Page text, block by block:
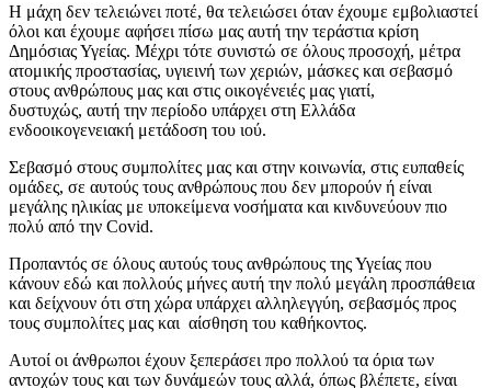
Η μάχη δεν τελειώνει ποτέ, θα τελειώσει όταν έχουμε εμβολιαστεί
όλοι και έχουμε αφήσει πίσω μας αυτή την τεράστια κρίση
Δημόσιας Υγείας. Μέχρι τότε συνιστώ σε όλους προσοχή, μέτρα
ατομικής προστασίας, υγιεινή των χεριών, μάσκες και σεβασμό
στους ανθρώπους μας και στις οικογένειές μας γιατί,
δυστυχώς, αυτή την περίοδο υπάρχει στη Ελλάδα
ενδοοικογενειακή μετάδοση του ιού.
Σεβασμό στους συμπολίτες μας και στην κοινωνία, στις ευπαθείς
ομάδες, σε αυτούς τους ανθρώπους που δεν μπορούν ή είναι
μεγάλης ηλικίας με υποκείμενα νοσήματα και κινδυνεύουν πιο
πολύ από την Covid.
Προπαντός σε όλους αυτούς τους ανθρώπους της Υγείας που
κάνουν εδώ και πολλούς μήνες αυτή την πολύ μεγάλη προσπάθεια
και δείχνουν ότι στη χώρα υπάρχει αλληλεγγύη, σεβασμός προς
τους συμπολίτες μας και αίσθηση του καθήκοντος.
Αυτοί οι άνθρωποι έχουν ξεπεράσει προ πολλού τα όρια των
αντοχών τους και των δυνάμεών τους αλλά, όπως βλέπετε, είναι